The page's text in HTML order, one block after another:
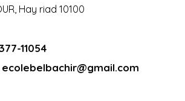
Hay riad 10100
11054
ecolebelbachir@gmail.com